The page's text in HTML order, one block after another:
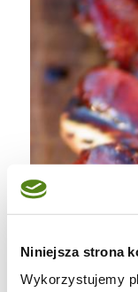
Niniejsza strona
Wykorzystujemy